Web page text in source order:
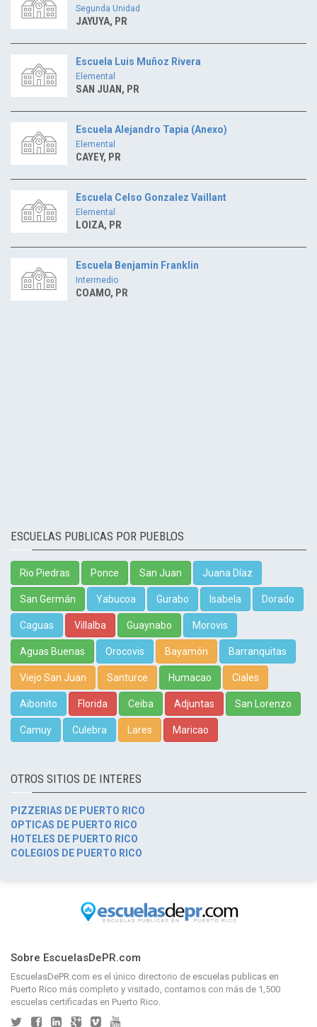
Segunda Unidad
JAYUYA, PR
Escuela Luis Muñoz Rivera
Elemental
SAN JUAN, PR
Escuela Alejandro Tapia (Anexo)
Elemental
CAYEY, PR
Escuela Celso Gonzalez Vaillant
Elemental
LOIZA, PR
Escuela Benjamin Franklin
Intermedio
COAMO, PR
ESCUELAS PUBLICAS POR PUEBLOS
Rio Piedras Ponce San Juan Juana Díaz
San Germán Yabucoa Gurabo Isabela Dorado
Caguas Villalba Guaynabo Morovis
Aguas Buenas Orocovis Bayamón Barranquitas
Viejo San Juan Santurce Humacao Ciales
Aibonito Florida Ceiba Adjuntas San Lorenzo
Camuy Culebra Lares Maricao
OTROS SITIOS DE INTERES
PIZZERIAS DE PUERTO RICO
OPTICAS DE PUERTO RICO
HOTELES DE PUERTO RICO
COLEGIOS DE PUERTO RICO
Sobre EscuelasDePR.com
EscuelasDePR.com es el único directorio de escuelas publicas en
Puerto Rico más completo y visitado, contamos con más de 1,500
escuelas certificadas en Puerto Rico.